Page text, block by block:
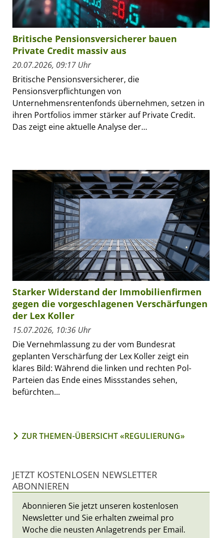
Britische Pensionsversicherer bauen
Private Credit massiv aus
20.07.2026, 09:17 Uhr
Britische Pensionsversicherer, die
Pensionsverpflichtungen von
Unternehmensrentenfonds übernehmen, setzen in
ihren Portfolios immer stärker auf Private Credit.
Das zeigt eine aktuelle Analyse der...
Starker Widerstand der Immobilienfirmen
gegen die vorgeschlagenen Verschärfungen
der Lex Koller
15.07.2026, 10:36 Uhr
Die Vernehmlassung zu der vom Bundesrat
geplanten Verschärfung der Lex Koller zeigt ein
klares Bild: Während die linken und rechten Pol-
Parteien das Ende eines Missstandes sehen,
befürchten...
ZUR THEMEN-ÜBERSICHT «REGULIERUNG»
JETZT KOSTENLOSEN NEWSLETTER
ABONNIEREN
Abonnieren Sie jetzt unseren kostenlosen
Newsletter und Sie erhalten zweimal pro
Woche die neusten Anlagetrends per Email.